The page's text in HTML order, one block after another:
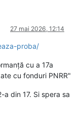
27 mai 2026, 12:14
proba/
cu a 17a
cu fonduri PNRR"
a din 17. Si spera sa